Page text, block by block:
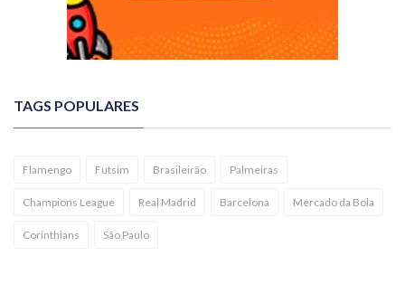
TAGS POPULARES
Flamengo Futsim Brasileirão Palmeiras
Champions League Real Madrid Barcelona Mercado da Bola
Corinthians São Paulo